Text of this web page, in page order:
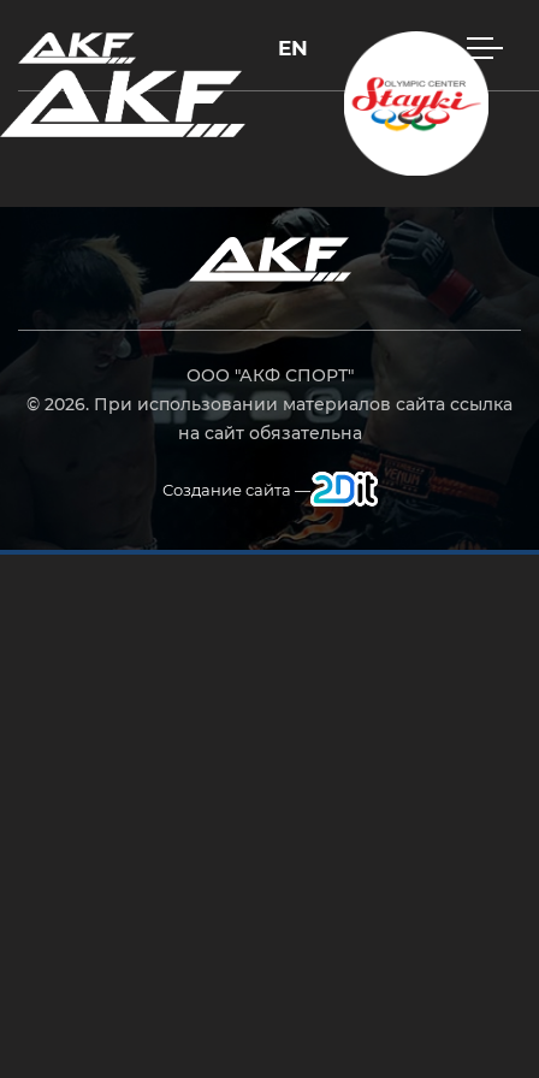
EN
ООО "АКФ СПОРТ"
© 2026. При использовании материалов сайта ссылка
на сайт обязательна
Создание сайта —
Нажмите Enter для поиска или Esc, чтобы закрыть